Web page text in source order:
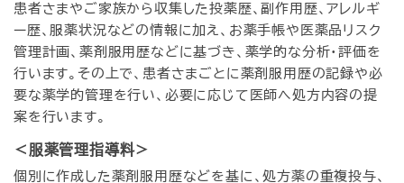
患者さまやご家族から収集した投薬歴、副作用歴、アレルギ
ー歴、服薬状況などの情報に加え、お薬手帳や医薬品リスク
管理計画、薬剤服用歴などに基づき、薬学的な分析・評価を
行います。その上で、患者さまごとに薬剤服用歴の記録や必
要な薬学的管理を行い、必要に応じて医師へ処方内容の提
案を行います。
＜服薬管理指導料＞
個別に作成した薬剤服用歴などを基に、処方薬の重複投与、